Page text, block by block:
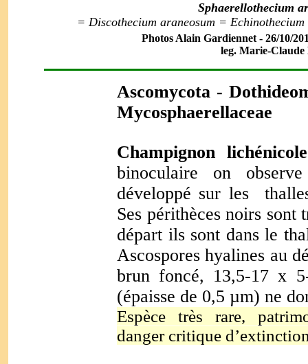
Sphaerellothecium
= Discothecium araneosum =
Photos Alain Gardiennet - 26/10/
leg. Marie-
Ascomycota -
Mycosphaerellaceae
Champignon
binoculaire on
développé sur les
Ses périthèces noirs
départ ils sont dans le
Ascospores hyalines au
brun foncé, 13,5-17 x
(épaisse de 0,5 µm) ne
Espèce très rare,
danger critique